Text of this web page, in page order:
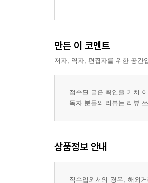
만든 이 코멘트
저자, 역자, 편집자를 위한 공간
접수된 글은 확인을 거쳐
독자 분들의 리뷰는 리뷰
상품정보 안내
직수입외서의 경우, 해외